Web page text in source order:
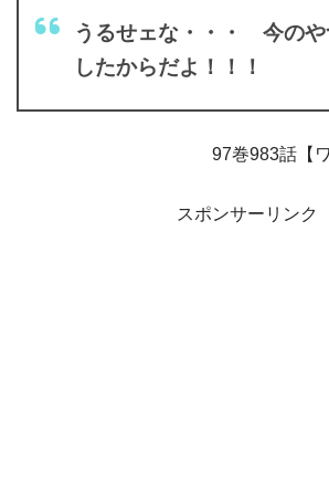
うるせェな・・・ 今のや
したからだよ！！！
97巻983話【
スポンサーリンク